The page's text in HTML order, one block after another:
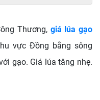
Thương, giá lúa gạo
vực Đồng bằng sông
gạo. Giá lúa tăng nhẹ.